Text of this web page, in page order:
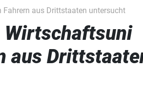
aus Drittstaaten untersucht
Wirtschaftsuni
aus